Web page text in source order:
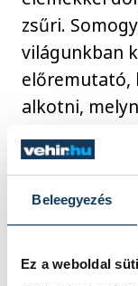
Beleegyezés
Ez a weboldal
zsűri.
világunkban
előremutató,
alkotni,
saját, belső